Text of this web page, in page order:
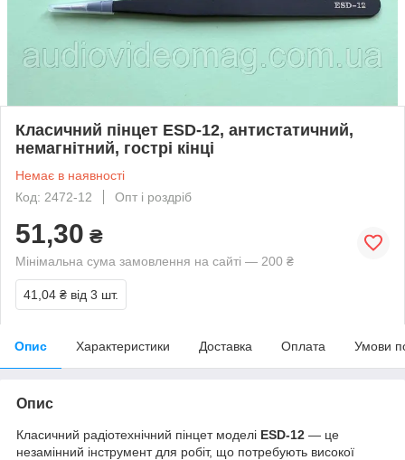
Класичний пінцет ESD-12, антистатичний,
немагнітний, гострі кінці
Немає в наявності
Код: 2472-12
Опт і роздріб
51,30 ₴
Мінімальна сума замовлення на сайті — 200 ₴
41,04 ₴ від 3 шт.
Опис Характеристики Доставка Оплата Умови
Опис
Класичний радіотехнічний пінцет моделі ESD-12 — це
незамінний інструмент для робіт, що потребують високої